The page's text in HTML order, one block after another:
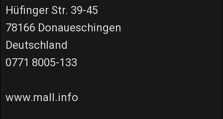
Hüfinger Str. 39-45
78166 Donaueschingen
Deutschland
0771 8005-133
www.mall.info